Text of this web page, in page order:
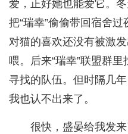
爱，正好她也能爱它。
把“瑞幸”偷偷带回宿舍
对猫的喜欢还没有被激
喂。后来“瑞幸”联盟群
寻找的队伍。但时隔几年
我也认不出来了。
很快，盛晏给我发